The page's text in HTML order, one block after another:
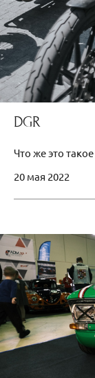
DGR
Что же это такое
20 мая 2022